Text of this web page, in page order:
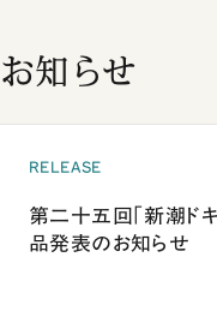
お知らせ
RELEASE
第二十五回「新潮ド
品発表のお知らせ